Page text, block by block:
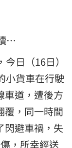
…
日（16日）
小貨車在行駛
車道，遭後方
覆，同一時間
閃避車禍，失
，所幸經送